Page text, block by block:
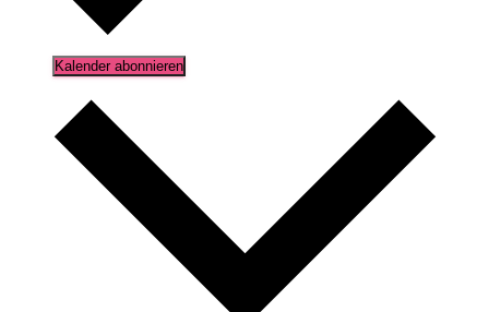
Kalender abonnieren